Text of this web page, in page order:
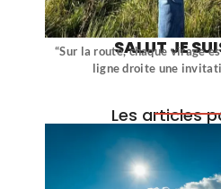
SALUT JE
“Sur la route, chaque virage
ligne droite une
Les articles